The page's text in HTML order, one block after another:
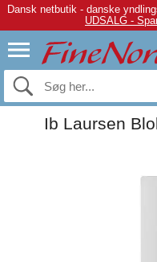
Dansk netbutik - danske
UDSALG -
Ib Laursen